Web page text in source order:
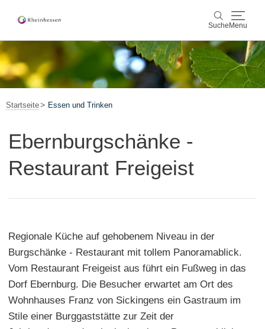
Suche Menu
Suche
Wein & Genuss
Veranstaltungen
Startseite Essen und Trinken
Ebernburgschänke -
Restaurant Freigeist
Regionale Küche auf gehobenem Niveau in der
Burgschänke - Restaurant mit tollem Panoramablick.
Vom Restaurant Freigeist aus führt ein Fußweg in das
Dorf Ebernburg. Die Besucher erwartet am Ort des
Wohnhauses Franz von Sickingens ein Gastraum im
Stile einer Burggaststätte zur Zeit der